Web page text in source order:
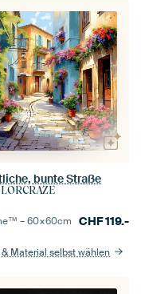
bunte Straße
–60×60cm CHF119.-
Material selbst wählen